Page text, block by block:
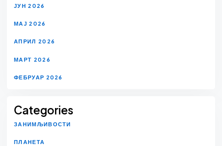
ЈУН 2026
МАЈ 2026
АПРИЛ 2026
МАРТ 2026
ФЕБРУАР 2026
Categories
ЗАНИМЉИВОСТИ
ПЛАНЕТА